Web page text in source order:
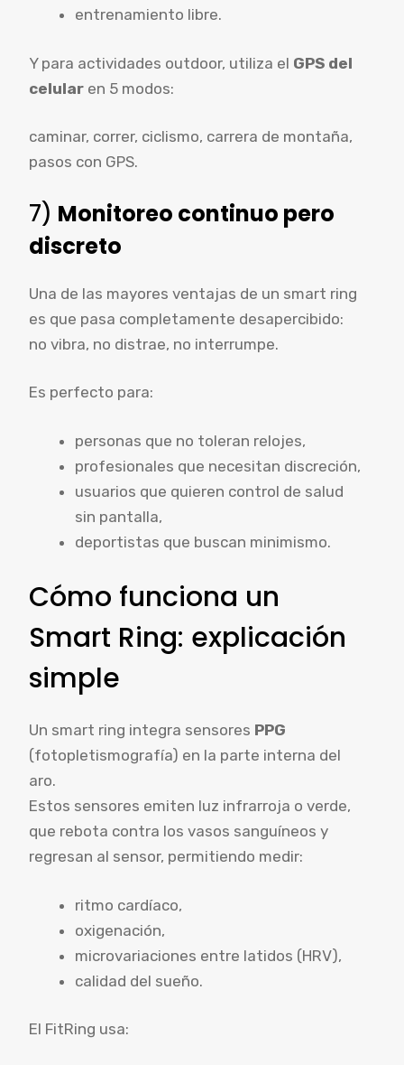
entrenamiento libre.
Y para actividades outdoor, utiliza el GPS del
celular en 5 modos:
caminar, correr, ciclismo, carrera de montaña,
pasos con GPS.
7) Monitoreo continuo pero
discreto
Una de las mayores ventajas de un smart ring
es que pasa completamente desapercibido:
no vibra, no distrae, no interrumpe.
Es perfecto para:
personas que no toleran relojes,
profesionales que necesitan discreción,
usuarios que quieren control de salud
sin pantalla,
deportistas que buscan minimismo.
Cómo funciona un
Smart Ring: explicación
simple
Un smart ring integra sensores PPG
(fotopletismografía) en la parte interna del
aro.
Estos sensores emiten luz infrarroja o verde,
que rebota contra los vasos sanguíneos y
regresan al sensor, permitiendo medir:
ritmo cardíaco,
oxigenación,
microvariaciones entre latidos (HRV),
calidad del sueño.
El FitRing usa: